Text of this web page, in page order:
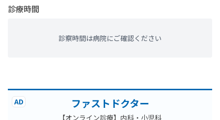
診療時間
診察時間は病院にご確認ください
AD ファストドクター
【オンライン診療】内科・小児科